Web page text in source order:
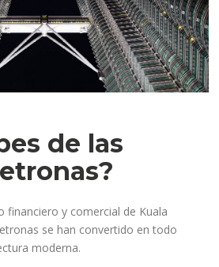
de las
financiero y comercial de Kuala
se han convertido en todo
moderna.